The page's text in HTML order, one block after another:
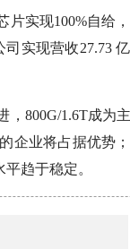
实现100%自给
实现营收27.73
800G/1.6T成为
企业将占据优势
趋于稳定。